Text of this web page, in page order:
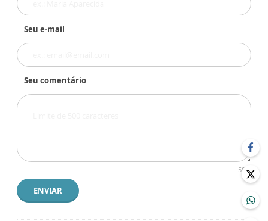
Seu e-mail
Seu comentário
500
ENVIAR